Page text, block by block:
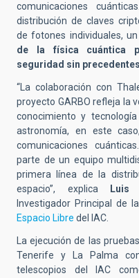
comunicaciones
distribución de claves
de fotones individuales,
de la física cuántica
seguridad sin precedentes
“La colaboración con
proyecto GARBO refleja la
conocimiento y
astronomía, en este
comunicaciones
parte de un equipo
primera línea de la
espacio”, explica
Luis
Investigador Principal de
Espacio Libre del IAC.
La ejecución de las
Tenerife y La Palma
telescopios del IAC